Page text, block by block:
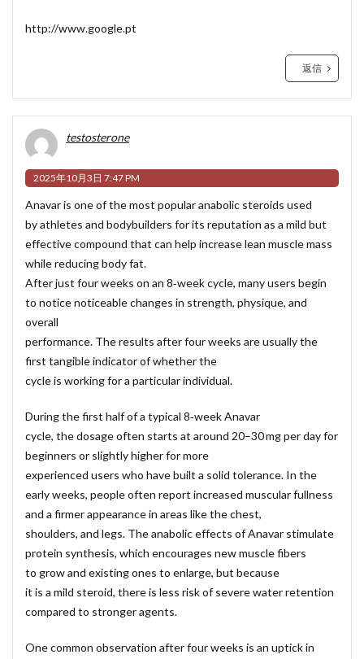
http://www.google.pt
返信
testosterone
2025年10月3日 7:47 PM
Anavar is one of the most popular anabolic steroids used
by athletes and bodybuilders for its reputation as a mild but
effective compound that can help increase lean muscle mass
while reducing body fat.
After just four weeks on an 8‑week cycle, many users begin
to notice noticeable changes in strength, physique, and
overall
performance. The results after four weeks are usually the
first tangible indicator of whether the
cycle is working for a particular individual.
During the first half of a typical 8‑week Anavar
cycle, the dosage often starts at around 20–30 mg per day for
beginners or slightly higher for more
experienced users who have built a solid tolerance. In the
early weeks, people often report increased muscular fullness
and a firmer appearance in areas like the chest,
shoulders, and legs. The anabolic effects of Anavar stimulate
protein synthesis, which encourages new muscle fibers
to grow and existing ones to enlarge, but because
it is a mild steroid, there is less risk of severe water retention
compared to stronger agents.
One common observation after four weeks is an uptick in